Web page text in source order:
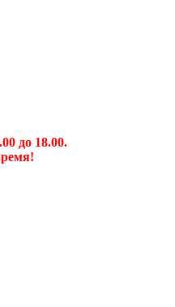
до 18.00.